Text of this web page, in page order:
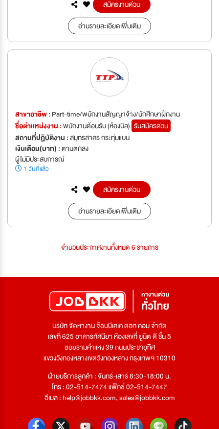
สมัครงานด่วน
อ่านรายละเอียดเพิ่มเติม
สาขาอาชีพ : Part-time/พนักงานสัญญาจ้าง/นักศึกษาฝึกงาน
ชื่อตำเเหน่งงาน :พนักงานต้อนรับ (ห้องบิล) รับสมัครด่วน
สถานที่ปฏิบัติงาน :สมุทรสาคร กระทุ่มแบน
เงินเดือน(บาท) :ตามตกลง
ผู้ไม่มีประสบการณ์
1 วันที่แล้ว
สมัครงานด่วน
อ่านรายละเอียดเพิ่มเติม
จำนวนประกาศงานทั้งหมด 6 รายการ
บริษัท จัดหางาน จ๊อบบีเคเค ดอท คอม จำกัด
เลขที่ 625 อาคารทัศนียา ห้องเลขที่ ยูนิต ดี ชั้น 5
ซอยรามคำแหง 39 ถนนประชาอุทิศ
แขวงวังทองหลางเขตวังทองหลาง กรุงเทพฯ 10310
ฝ่ายบริการลูกค้า : จันทร์-เสาร์ 8:30-18:00 น.
โทร : 02-514-7474 แฟ็กซ์ 02-514-7447
อีเมล :help@jobbkk.com,sales@jobbkk.com